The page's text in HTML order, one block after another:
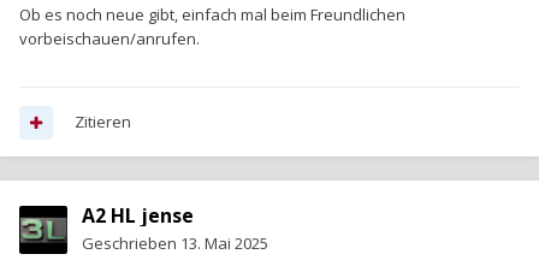
Ob es noch neue gibt, einfach mal beim Freundlichen
vorbeischauen/anrufen.
Zitieren
A2 HL jense
Geschrieben 13. Mai 2025